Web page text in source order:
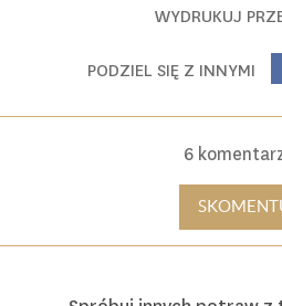
WYDRUKUJ
PODZIEL SIĘ Z INNYMI
6